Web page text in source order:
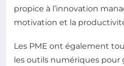
propice à l’innovation
motivation et la
Les PME ont également
les outils numériques pour